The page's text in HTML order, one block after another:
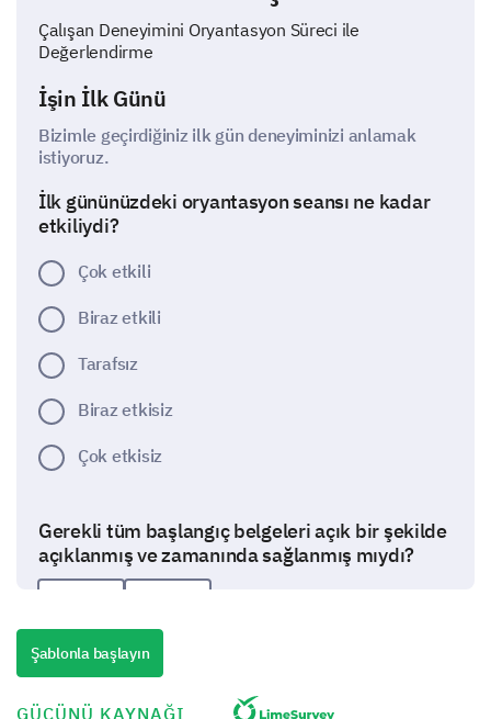
Çalışan Deneyimini Oryantasyon Süreci ile
Değerlendirme
İşin İlk Günü
Bizimle geçirdiğiniz ilk gün deneyiminizi anlamak
istiyoruz.
İlk gününüzdeki oryantasyon seansı ne kadar
etkiliydi?
Çok etkili
Biraz etkili
Tarafsız
Biraz etkisiz
Çok etkisiz
Gerekli tüm başlangıç belgeleri açık bir şekilde
açıklanmış ve zamanında sağlanmış mıydı?
Evet
Şablonla başlayın
GÜCÜNÜ KAYNAĞI